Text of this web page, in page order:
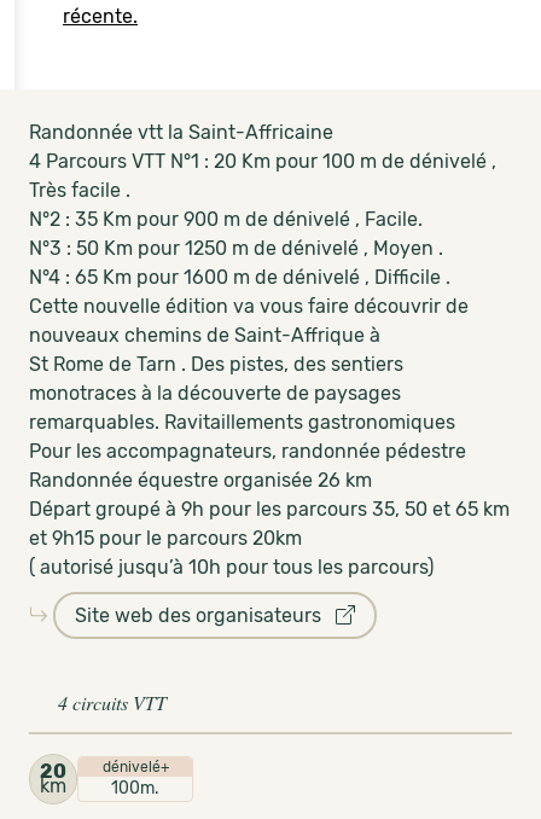
récente.
Randonnée vtt la Saint-Affricaine
4 Parcours VTT N°1 : 20 Km pour 100 m de dénivelé ,
Très facile .
N°2 : 35 Km pour 900 m de dénivelé , Facile.
N°3 : 50 Km pour 1250 m de dénivelé , Moyen .
N°4 : 65 Km pour 1600 m de dénivelé , Difficile .
Cette nouvelle édition va vous faire découvrir de
nouveaux chemins de Saint-Affrique à
St Rome de Tarn . Des pistes, des sentiers
monotraces à la découverte de paysages
remarquables. Ravitaillements gastronomiques
Pour les accompagnateurs, randonnée pédestre
Randonnée équestre organisée 26 km
Départ groupé à 9h pour les parcours 35, 50 et 65 km
et 9h15 pour le parcours 20km
( autorisé jusqu’à 10h pour tous les parcours)
Site web des organisateurs
4 circuits VTT
20
km
dénivelé+
100m.